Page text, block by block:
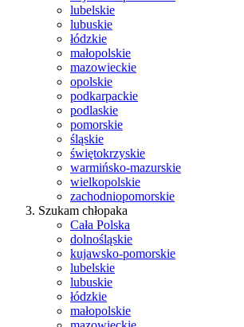
lubelskie
lubuskie
łódzkie
małopolskie
mazowieckie
opolskie
podkarpackie
podlaskie
pomorskie
śląskie
świętokrzyskie
warmińsko-mazurskie
wielkopolskie
zachodniopomorskie
Szukam chłopaka
Cała Polska
dolnośląskie
kujawsko-pomorskie
lubelskie
lubuskie
łódzkie
małopolskie